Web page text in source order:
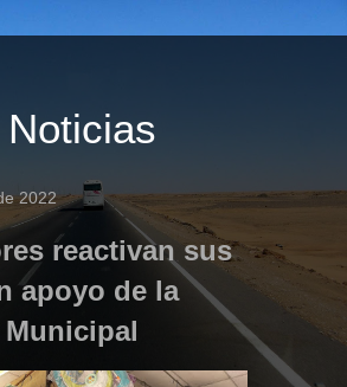
2022
reactivan sus
apoyo de la